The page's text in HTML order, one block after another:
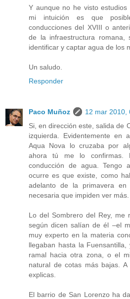
Y aunque no he visto estudios
mi intuición es que
conducciones del XVIII o
de la infraestructura
identificar y captar agua de los
Un saludo.
Responder
Paco Muñoz
12 mar 2010,
Si, en dirección este, salida de
izquierda. Evidentemente
Aqua Nova lo cruzaba por
ahora tú me lo confirmas.
conducción de agua. Tengo
ocurre es que existe, como
adelanto de la primavera
necesaria que impiden ver más.
Lo del Sombrero del Rey, me
según dicen salían de él –el
muy experto en la materia
llegaban hasta la
ramal hacia otra zona, o el
natural de cotas más bajas.
explicas.
El barrio de San Lorenzo ha